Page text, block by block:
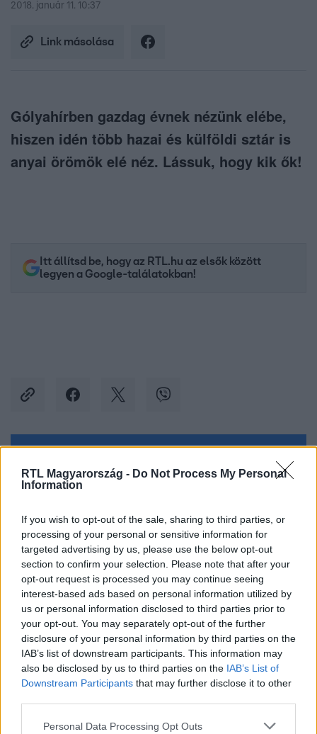
RTL Magyarország - Do Not Process My Personal
Information
If you wish to opt-out of the sale, sharing to third parties, or
processing of your personal or sensitive information for
targeted advertising by us, please use the below opt-out
section to confirm your selection. Please note that after your
opt-out request is processed you may continue seeing
interest-based ads based on personal information utilized by
us or personal information disclosed to third parties prior to
your opt-out. You may separately opt-out of the further
disclosure of your personal information by third parties on the
IAB’s list of downstream participants. This information may
also be disclosed by us to third parties on the IAB’s List of
Downstream Participants that may further disclose it to other
Please note that this website/app uses one or more Google
Personal Data Processing Opt Outs
2018. január 11. 10:37
Link másolása
Gólyahírben gazdag évnek nézünk elébe,
hiszen idén több hazai és külföldi sztár is
anyai örömök elé néz. Lássuk, hogy kik ők!
Itt állítsd be, hogy az RTL.hu az elsők között
legyen a Google-találatokban!
Facebookon is!
Követem
#CELEBKLUB #RTL #RTL KLUB
KARDOS ESZTER EVA LONGORIA # KAPÓCS ZSÓKA
#KARDASHIAN #FÖLDES ESZTER # FARKASHÁZI RÉKA
#BABA # BABAVÁRÁS #KISMAMA